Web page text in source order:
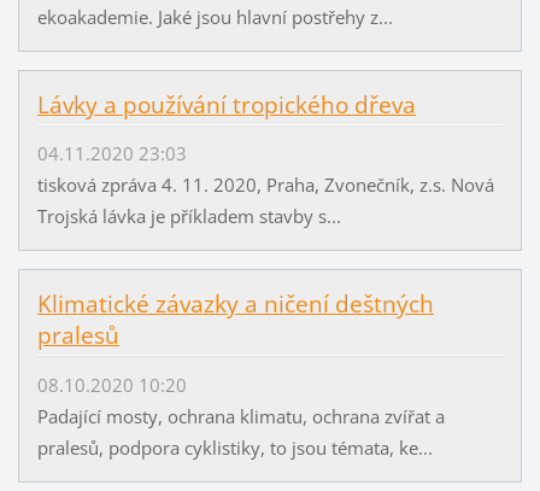
ekoakademie. Jaké jsou hlavní postřehy z...
Lávky a používání tropického dřeva
04.11.2020 23:03
tisková zpráva 4. 11. 2020, Praha, Zvonečník, z.s. Nová
Trojská lávka je příkladem stavby s...
Klimatické závazky a ničení deštných
pralesů
08.10.2020 10:20
Padající mosty, ochrana klimatu, ochrana zvířat a
pralesů, podpora cyklistiky, to jsou témata, ke...